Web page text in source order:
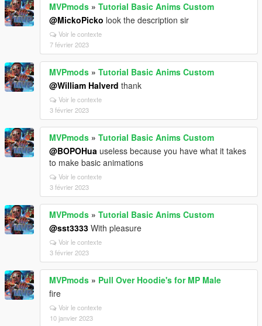
MVPmods » Tutorial Basic Anims Custom
@MickoPicko look the description sir
Voir le contexte
7 février 2023
MVPmods » Tutorial Basic Anims Custom
@William Halverd thank
Voir le contexte
3 février 2023
MVPmods » Tutorial Basic Anims Custom
@BOPOHua useless because you have what it takes
to make basic animations
Voir le contexte
3 février 2023
MVPmods » Tutorial Basic Anims Custom
@sst3333 With pleasure
Voir le contexte
3 février 2023
MVPmods » Pull Over Hoodie's for MP Male
fire
Voir le contexte
10 janvier 2023